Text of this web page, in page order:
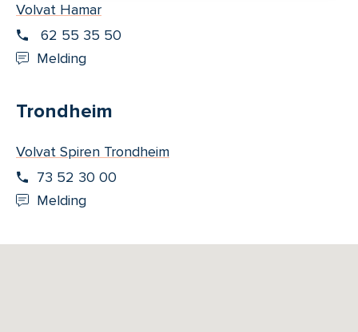
Volvat Hamar
62 55 35 50
Melding
Trondheim
Volvat Spiren Trondheim
73 52 30 00
Melding